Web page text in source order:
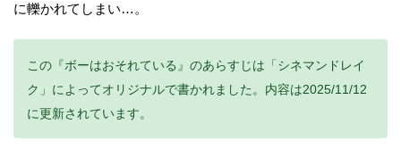
に轢かれてしまい…。
この『ボーはおそれている』のあらすじは「シネマンドレイ
ク」によってオリジナルで書かれました。内容は2025/11/12
に更新されています。